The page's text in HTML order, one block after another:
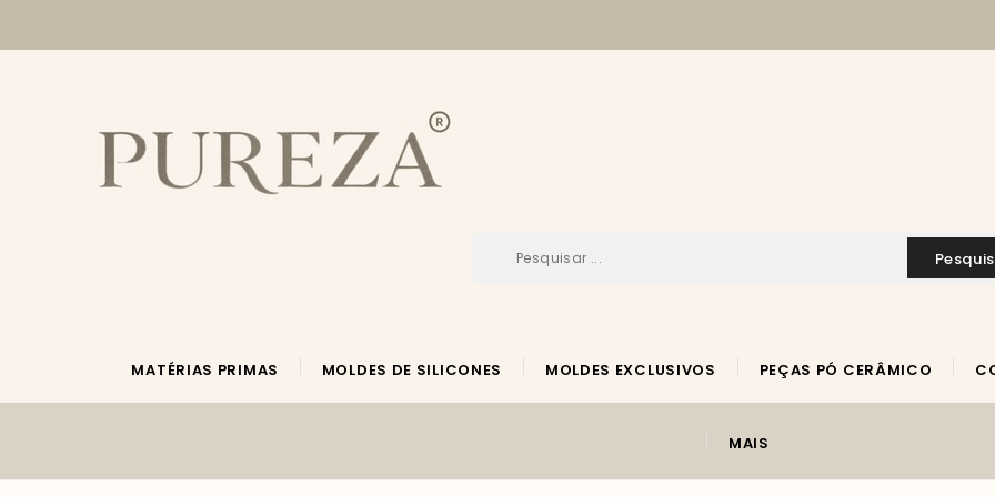
MATÉRIAS PRIMAS MOLDES DE SILICONES MOLDES EXCLUSIVOS PEÇAS PÓ CERÂMICO
MAIS